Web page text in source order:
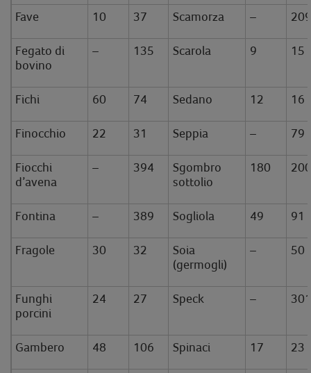
Fave 10 37 Scamorza –
Fegato di
bovino
– 135 Scarola 9 15
Fichi 60 74 Sedano 12 16
Finocchio 22 31 Seppia – 79
Fiocchi
d’avena
– 394
Sgombro
sottolio
180
Fontina – 389 Sogliola 49 91
Fragole 30 32
Soia
(germogli)
– 50
Funghi
porcini
24 27 Speck –
Gambero 48 106 Spinaci 17 23